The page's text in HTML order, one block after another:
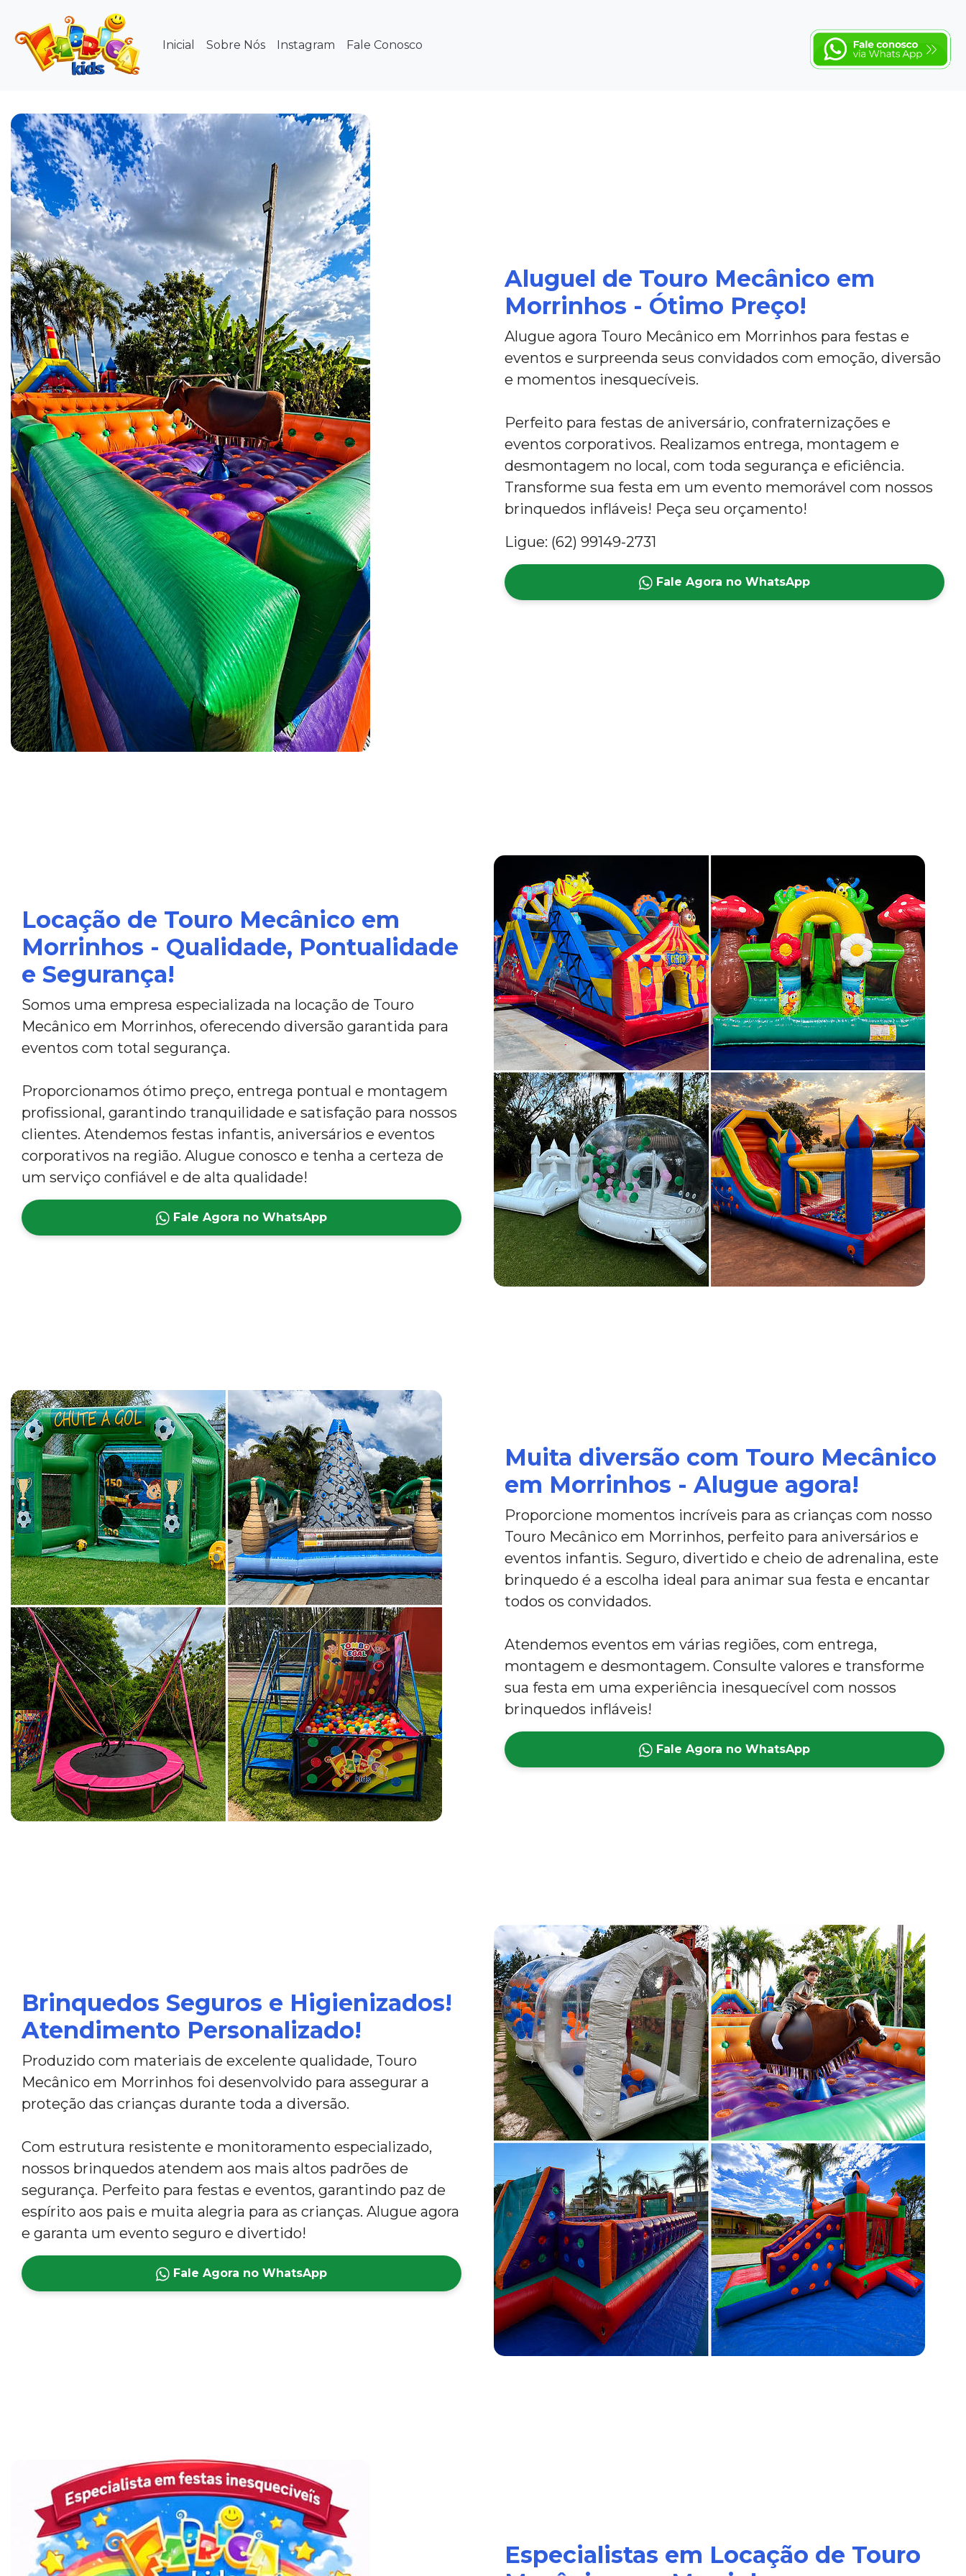
Inicial Sobre Nós Instagram Fale Conosco
Aluguel de Touro Mecânico em
Morrinhos - Ótimo Preço!
Alugue agora Touro Mecânico em Morrinhos para festas e
eventos e surpreenda seus convidados com emoção, diversão
e momentos inesquecíveis.
Perfeito para festas de aniversário, confraternizações e
eventos corporativos. Realizamos entrega, montagem e
desmontagem no local, com toda segurança e eficiência.
Transforme sua festa em um evento memorável com nossos
brinquedos infláveis! Peça seu orçamento!
Ligue: (62) 99149-2731
Fale Agora no WhatsApp
Locação de Touro Mecânico em
Morrinhos - Qualidade, Pontualidade
e Segurança!
Somos uma empresa especializada na locação de Touro
Mecânico em Morrinhos, oferecendo diversão garantida para
eventos com total segurança.
Proporcionamos ótimo preço, entrega pontual e montagem
profissional, garantindo tranquilidade e satisfação para nossos
clientes. Atendemos festas infantis, aniversários e eventos
corporativos na região. Alugue conosco e tenha a certeza de
um serviço confiável e de alta qualidade!
Fale Agora no WhatsApp
Muita diversão com Touro Mecânico
em Morrinhos - Alugue agora!
Proporcione momentos incríveis para as crianças com nosso
Touro Mecânico em Morrinhos, perfeito para aniversários e
eventos infantis. Seguro, divertido e cheio de adrenalina, este
brinquedo é a escolha ideal para animar sua festa e encantar
todos os convidados.
Atendemos eventos em várias regiões, com entrega,
montagem e desmontagem. Consulte valores e transforme
sua festa em uma experiência inesquecível com nossos
brinquedos infláveis!
Fale Agora no WhatsApp
Brinquedos Seguros e Higienizados!
Atendimento Personalizado!
Produzido com materiais de excelente qualidade, Touro
Mecânico em Morrinhos foi desenvolvido para assegurar a
proteção das crianças durante toda a diversão.
Com estrutura resistente e monitoramento especializado,
nossos brinquedos atendem aos mais altos padrões de
segurança. Perfeito para festas e eventos, garantindo paz de
espírito aos pais e muita alegria para as crianças. Alugue agora
e garanta um evento seguro e divertido!
Fale Agora no WhatsApp
Especialistas em Locação de Touro